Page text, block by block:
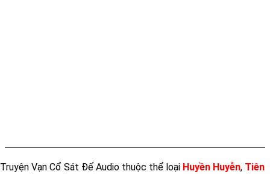
Tap 021
Tap 022
Truyện Vạn Cổ Sát Đế Audio thuộc thể loại Huyền Huyễn, Tiên